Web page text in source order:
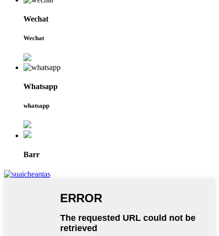
Wechat
Wechat
Whatsapp
whatsapp
Barr